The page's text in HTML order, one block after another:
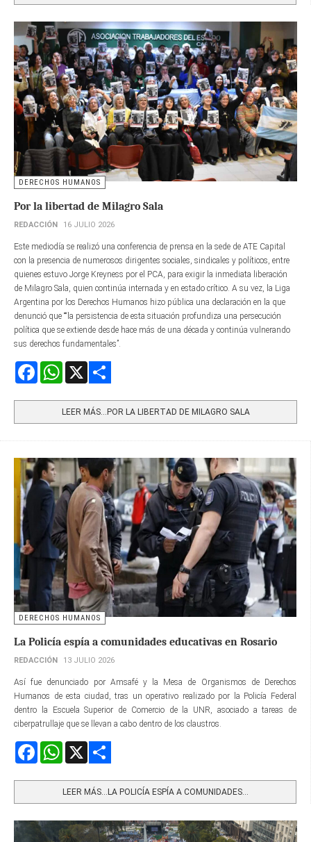
DERECHOS HUMANOS
Por la libertad de Milagro Sala
REDACCIÓN 16 JULIO 2026
Este mediodía se realizó una conferencia de prensa en la sede de ATE Capital
con la presencia de numerosos dirigentes sociales, sindicales y políticos, entre
quienes estuvo Jorge Kreyness por el PCA, para exigir la inmediata liberación
de Milagro Sala, quien continúa internada y en estado crítico. A su vez, la Liga
Argentina por los Derechos Humanos hizo pública una declaración en la que
denunció que ““la persistencia de esta situación profundiza una persecución
política que se extiende desde hace más de una década y continúa vulnerando
sus derechos fundamentales”.
FacebookWhatsApp
LEER MÁS…POR LA LIBERTAD DE MILAGRO SALA
DERECHOS HUMANOS
La Policía espía a comunidades educativas en Rosario
REDACCIÓN 13 JULIO 2026
Así fue denunciado por Amsafé y la Mesa de Organismos de Derechos
Humanos de esta ciudad, tras un operativo realizado por la Policía Federal
dentro la Escuela Superior de Comercio de la UNR, asociado a tareas de
ciberpatrullaje que se llevan a cabo dentro de los claustros.
FacebookWhatsApp
LEER MÁS…LA POLICÍA ESPÍA A COMUNIDADES...